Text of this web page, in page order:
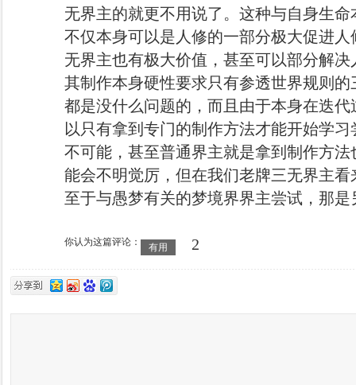
无界主的就更不用说了。这种与自身生
不仅本身可以是人修的一部分极大促进
无界主也有极大价值，甚至可以部分解
其制作本身硬性要求只有参透世界规则
都是没什么问题的，而且由于本身在迭
以只有拿到专门的制作方法才能开始学
不可能，甚至普通界主就是拿到制作方
能会不明觉厉，但在我们老牌三无界主看
至于与愚梦有关的梦境界界主尝试，那是
你认为这篇评论：
有用 2